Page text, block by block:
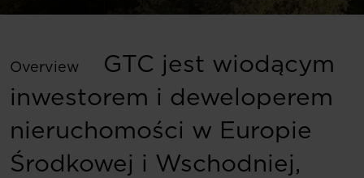
Overview
GTC jest wiodącym
inwestorem i deweloperem
nieruchomości w Europie
Środkowej i Wschodniej,